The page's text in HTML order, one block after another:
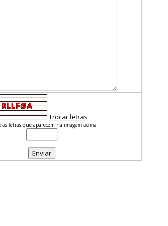
Trocar letras
as letras que aparecem na imagem acima